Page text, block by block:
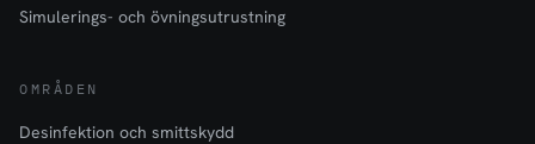
Simulerings- och övningsutrustning
OMRÅDEN
Desinfektion och smittskydd